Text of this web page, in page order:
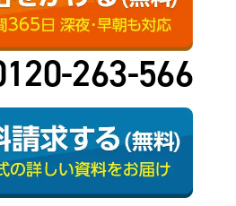
263-566